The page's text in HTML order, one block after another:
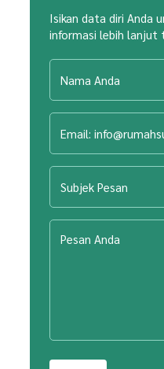
Isikan data diri Anda
informasi lebih lanjut